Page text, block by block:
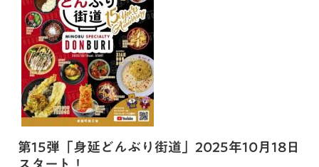
第15弾「身延どんぶり街道」2025年10月18日
スタート！